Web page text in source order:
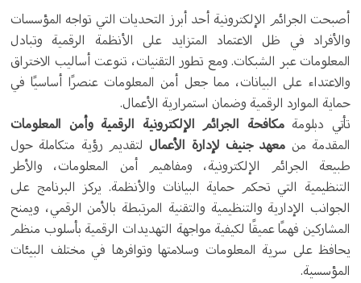
أصبحت الجرائم الإلكترونية أحد أبرز التحديات التي تواجه المؤسسات
والأفراد في ظل الاعتماد المتزايد على الأنظمة الرقمية وتبادل
المعلومات عبر الشبكات. ومع تطور التقنيات، تنوعت أساليب الاختراق
والاعتداء على البيانات، مما جعل أمن المعلومات عنصرًا أساسيًا في
حماية الموارد الرقمية وضمان استمرارية الأعمال.
تأتي دبلومةمكافحة الجرائم الإلكترونية الرقمية وأمن المعلومات
المقدمة من معهد جنيف لإدارة الأعماللتقديم رؤية متكاملة حول
طبيعة الجرائم الإلكترونية، ومفاهيم أمن المعلومات، والأطر
التنظيمية التي تحكم حماية البيانات والأنظمة. يركز البرنامج على
الجوانب الإدارية والتنظيمية والتقنية المرتبطة بالأمن الرقمي، ويمنح
المشاركين فهمًا عميقًا لكيفية مواجهة التهديدات الرقمية بأسلوب منظم
يحافظ على سرية المعلومات وسلامتها وتوافرها في مختلف البيئات
المؤسسية.